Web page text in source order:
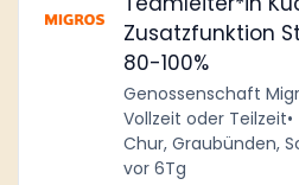
Zusatzfunktion
80-100%
Genossenschaft
Vollzeit oder Teilzeit•
Chur, Graubünden,
vor 6Tg